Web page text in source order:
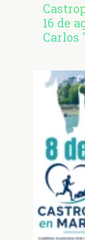
16 de
Carlos